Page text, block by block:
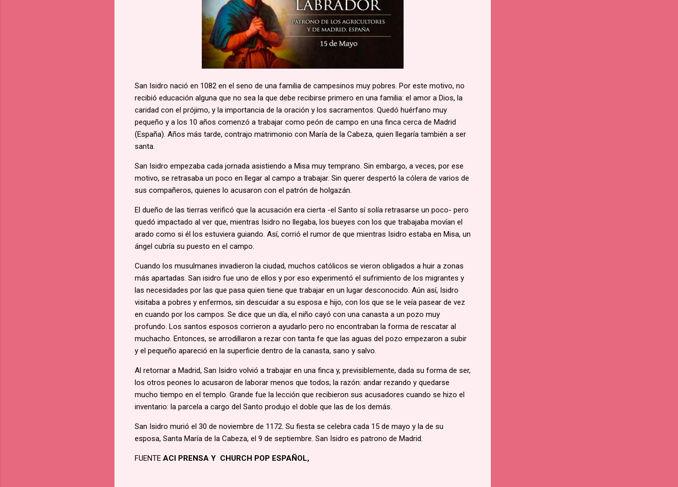
San Isidro nació en 1082 en el seno de una familia de campesinos muy pobres. Por este motivo, no
recibió educación alguna que no sea la que debe recibirse primero en una familia: el amor a Dios, la
caridad con el prójimo, y la importancia de la oración y los sacramentos. Quedó huérfano muy
pequeño y a los 10 años comenzó a trabajar como peón de campo en una finca cerca de Madrid
(España). Años más tarde, contrajo matrimonio con María de la Cabeza, quien llegaría también a ser
santa.
San Isidro empezaba cada jornada asistiendo a Misa muy temprano. Sin embargo, a veces, por ese
motivo, se retrasaba un poco en llegar al campo a trabajar. Sin querer despertó la cólera de varios de
sus compañeros, quienes lo acusaron con el patrón de holgazán.
El dueño de las tierras verificó que la acusación era cierta -el Santo sí solía retrasarse un poco- pero
quedó impactado al ver que, mientras Isidro no llegaba, los bueyes con los que trabajaba movían el
arado como si él los estuviera guiando. Así, corrió el rumor de que mientras Isidro estaba en Misa, un
ángel cubría su puesto en el campo.
Cuando los musulmanes invadieron la ciudad, muchos católicos se vieron obligados a huir a zonas
más apartadas. San isidro fue uno de ellos y por eso experimentó el sufrimiento de los migrantes y
las necesidades por las que pasa quien tiene que trabajar en un lugar desconocido. Aún así, Isidro
visitaba a pobres y enfermos, sin descuidar a su esposa e hijo, con los que se le veía pasear de vez
en cuando por los campos. Se dice que un día, el niño cayó con una canasta a un pozo muy
profundo. Los santos esposos corrieron a ayudarlo pero no encontraban la forma de rescatar al
muchacho. Entonces, se arrodillaron a rezar con tanta fe que las aguas del pozo empezaron a subir
y el pequeño apareció en la superficie dentro de la canasta, sano y salvo.
Al retornar a Madrid, San Isidro volvió a trabajar en una finca y, previsiblemente, dada su forma de ser,
los otros peones lo acusaron de laborar menos que todos; la razón: andar rezando y quedarse
mucho tiempo en el templo. Grande fue la lección que recibieron sus acusadores cuando se hizo el
inventario: la parcela a cargo del Santo produjo el doble que las de los demás.
San Isidro murió el 30 de noviembre de 1172. Su fiesta se celebra cada 15 de mayo y la de su
esposa, Santa María de la Cabeza, el 9 de septiembre. San Isidro es patrono de Madrid.
FUENTE ACI PRENSA Y CHURCH POP ESPAÑOL,